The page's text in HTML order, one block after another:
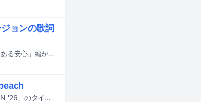
ョンの歌詞
大橋トリオの楽曲「ひだまりの傘」を使用した、なの花薬局のテレビCM「すぐそばにある安心」編が北海道エリアでオンエアされている。YouTubeではCM動画を公開中。
6月6日と7日に静岡・富士山こどもの国で開催されるキャンプインフェス「FUJI & SUN '26」のタイムテーブルが発表された。